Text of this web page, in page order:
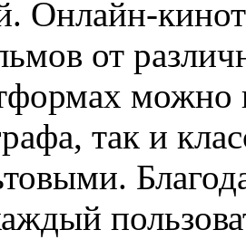
Онлайн-
от
можно
так и